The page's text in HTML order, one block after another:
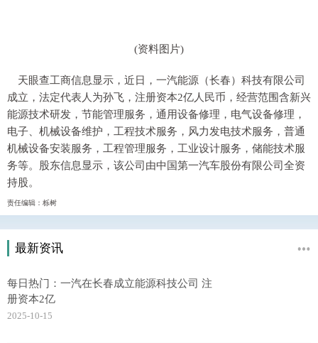
(资料图片)
天眼查工商信息显示，近日，一汽能源（长春）科技有限公司
成立，法定代表人为孙飞，注册资本2亿人民币，经营范围含新兴
能源技术研发，节能管理服务，通用设备修理，电气设备修理，
电子、机械设备维护，工程技术服务，风力发电技术服务，普通
机械设备安装服务，工程管理服务，工业设计服务，储能技术服
务等。股东信息显示，该公司由中国第一汽车股份有限公司全资
持股。
责任编辑：栎树
最新资讯
每日热门：一汽在长春成立能源科技公司 注
册资本2亿
2025-10-15